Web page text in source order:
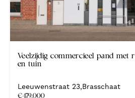
Veelzijdig commercieel pand met
en tuin
Leeuwenstraat 23,Brasschaat
€479.000